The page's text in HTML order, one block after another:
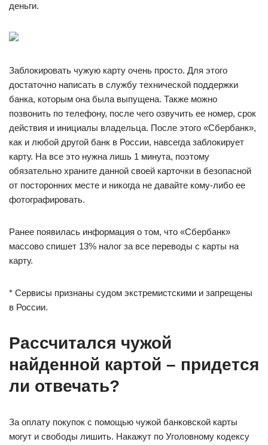
деньги.
Заблокировать чужую карту очень просто. Для этого
достаточно написать в службу технической поддержки
банка, которым она была выпущена. Также можно
позвонить по телефону, после чего озвучить ее номер, срок
действия и инициалы владельца. После этого «Сбербанк»,
как и любой другой банк в России, навсегда заблокирует
карту. На все это нужна лишь 1 минута, поэтому
обязательно храните данной своей карточки в безопасной
от посторонних месте и никогда не давайте кому-либо ее
фотографировать.
Ранее появилась информация о том, что «Сбербанк»
массово спишет 13% налог за все переводы с карты на
карту.
* Сервисы признаны судом экстремистскими и запрещены
в России.
Рассчитался чужой
найденной картой – придется
ли отвечать?
За оплату покупок с помощью чужой банковской карты
могут и свободы лишить. Накажут по Уголовному кодексу